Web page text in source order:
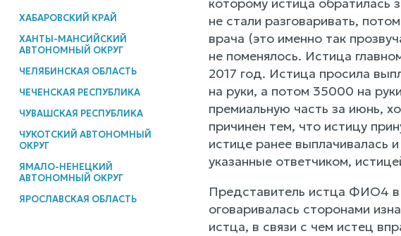
ХАБАРОВСКИЙ КРАЙ
ХАНТЫ-МАНСИЙСКИЙ
АВТОНОМНЫЙ ОКРУГ
ЧЕЛЯБИНСКАЯ ОБЛАСТЬ
ЧЕЧЕНСКАЯ РЕСПУБЛИКА
ЧУВАШСКАЯ РЕСПУБЛИКА
ЧУКОТСКИЙ АВТОНОМНЫЙ
ОКРУГ
ЯМАЛО-НЕНЕЦКИЙ
АВТОНОМНЫЙ ОКРУГ
ЯРОСЛАВСКАЯ ОБЛАСТЬ
не стали разговаривать,
врача (это именно так
не поменялось. Истица
2017 год. Истица просила
на руки, а потом 35000 на
премиальную часть за июнь,
причинен тем, что истицу
истице ранее выплачивалась
указанные ответчиком,
Представитель истца ФИО4 в
оговаривалась сторонами
истца, в связи с чем истец